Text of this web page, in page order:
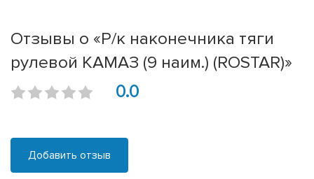
Отзывы о «Р/к наконечника тяги
рулевой КАМАЗ (9 наим.) (ROSTAR)»
0.0
Добавить отзыв